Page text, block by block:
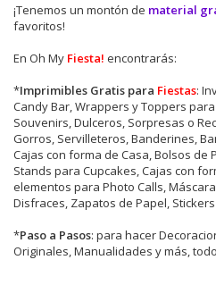
¡Tenemos un montón de material
favoritos!
En Oh My Fiesta! encontrarás:
*Imprimibles Gratis para Fiestas:
Candy Bar, Wrappers y Toppers
Souvenirs, Dulceros, Sorpresas o
Gorros, Servilleteros, Banderines,
Cajas con forma de Casa, Bolsos de
Stands para Cupcakes, Cajas con
elementos para Photo Calls,
Disfraces, Zapatos de Papel,
*Paso a Pasos: para hacer
Originales, Manualidades y más,